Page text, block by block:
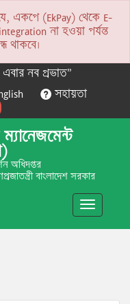
একপে (EkPay) থেকে E-
না হওয়া পর্যন্ত
থাকবে।
নব প্রভাত”
সহায়তা
অধিদপ্তর
বাংলাদেশ সরকার
Toggle